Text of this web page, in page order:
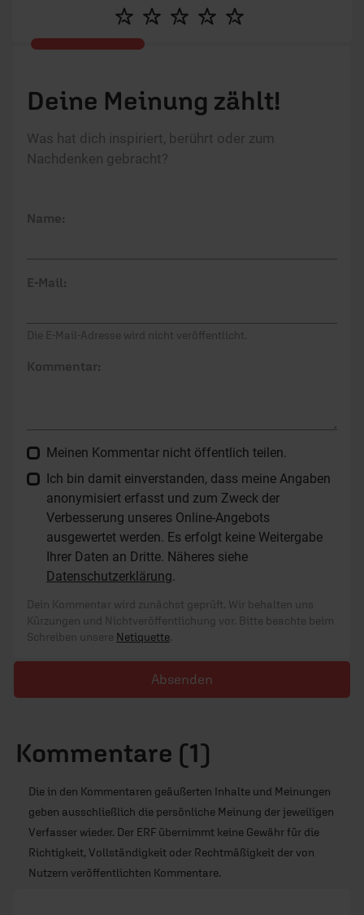
Moderator in „Das Gespräch“ zu hören und als
freier Autor und Sprecher tätig.
Deine Meinung zählt!
Was hat dich inspiriert, berührt oder zum
Nachdenken gebracht?
Name:
E-Mail:
Die E-Mail-Adresse wird nicht veröffentlicht.
Kommentar:
Meinen Kommentar nicht öffentlich teilen.
Ich bin damit einverstanden, dass meine Angaben
anonymisiert erfasst und zum Zweck der
Verbesserung unseres Online-Angebots
ausgewertet werden. Es erfolgt keine Weitergabe
Ihrer Daten an Dritte. Näheres siehe
Datenschutzerklärung.
Dein Kommentar wird zunächst geprüft. Wir behalten uns
Kürzungen und Nichtveröffentlichung vor. Bitte beachte beim
Schreiben unsere Netiquette.
Absenden
Kommentare (1)
Die in den Kommentaren geäußerten Inhalte und Meinungen
geben ausschließlich die persönliche Meinung der jeweiligen
Verfasser wieder. Der ERF übernimmt keine Gewähr für die
Richtigkeit, Vollständigkeit oder Rechtmäßigkeit der von
Nutzern veröffentlichten Kommentare.